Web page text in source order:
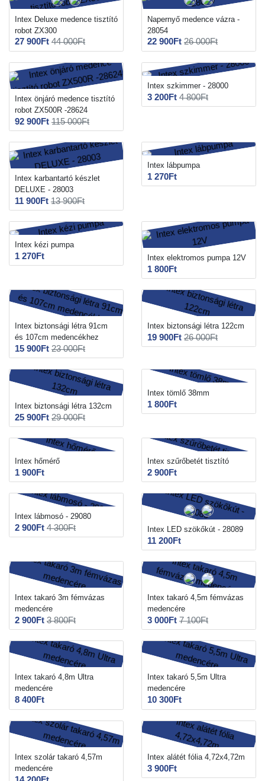
Intex Deluxe medence tisztító
robot ZX300
27 900Ft 44 000Ft
Napernyő medence vázra -
28054
22 900Ft 26 000Ft
robot ZX500R -28624
92 900Ft 115 000Ft
Intex szkimmer - 28000
3 200Ft 4 800Ft
DELUXE - 28003
11 900Ft 13 900Ft
Intex lábpumpa
1 270Ft
Intex kézi pumpa
1 270Ft Intex elektromos pumpa 12V
1 800Ft
és 107cm medencékhez
15 900Ft 23 000Ft
Intex biztonsági létra 122cm
19 900Ft 26 000Ft
Intex biztonsági létra 132cm
25 900Ft 29 000Ft
Intex tömlő 38mm
1 800Ft
Intex hőmérő
1 900Ft
Intex szűrőbetét tisztító
2 900Ft
Intex lábmosó - 29080
2 900Ft 4 300Ft Intex LED szökőkút - 28089
11 200Ft
medencére
2 900Ft 3 800Ft
medencére
3 000Ft 7 100Ft
medencére
8 400Ft
medencére
10 300Ft
Intex szolár takaró 4,57m
medencére
Intex alátét fólia 4,72x4,72m
3 900Ft